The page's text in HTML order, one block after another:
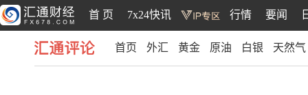
首 页 7x24快讯 行情 要闻
首页 外汇 黄金 原油 白银 天然气